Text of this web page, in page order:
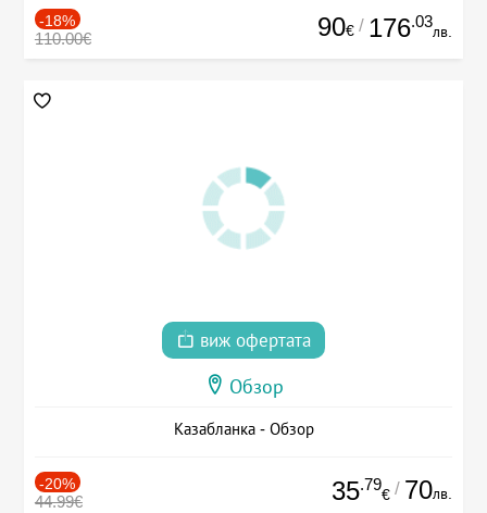
-18%
110.00€ 90€ / 176.03
лв.
виж офертата
Обзор
Казабланка - Обзор
-20%
44.99€ 35.79
€ / 70лв.